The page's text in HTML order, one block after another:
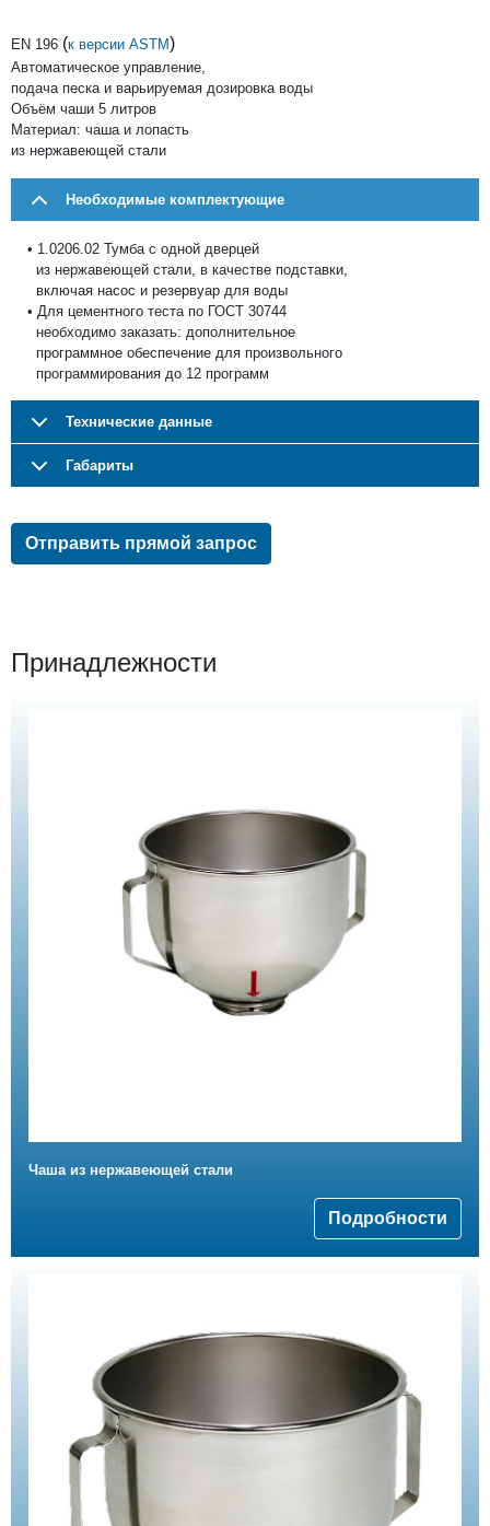
EN 196 (к версии ASTM)
Автоматическое управление,
подача песка и варьируемая дозировка воды
Объём чаши 5 литров
Материал: чаша и лопасть
из нержавеющей стали
Необходимые комплектующие
• 1.0206.02 Тумба с одной дверцей
из нержавеющей стали, в качестве подставки,
включая насос и резервуар для воды
• Для цементного теста по ГОСТ 30744
необходимо заказать: дополнительное
программное обеспечение для произвольного
программирования до 12 программ
Технические данные
Габариты
Отправить прямой запрос
Принадлежности
Чаша из нержавеющей стали
Подробности